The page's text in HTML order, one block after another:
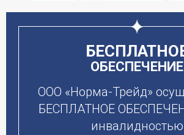
ОБЕСПЕЧЕНИЕ
ООО «Норма-Трейд»
БЕСПЛАТНОЕ
инвалидностью